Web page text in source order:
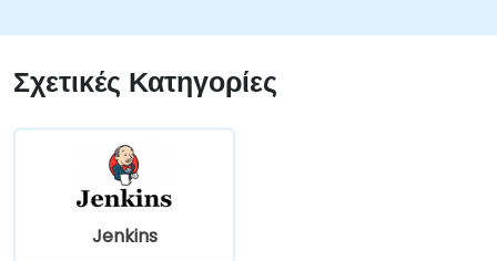
Να προετοιμάζουν αναφορές δοκιμών και
περιοδικές αναφορές χρησιμοποιώντας το
Jenkins
Σχετικές Κατηγορίες
Jenkins